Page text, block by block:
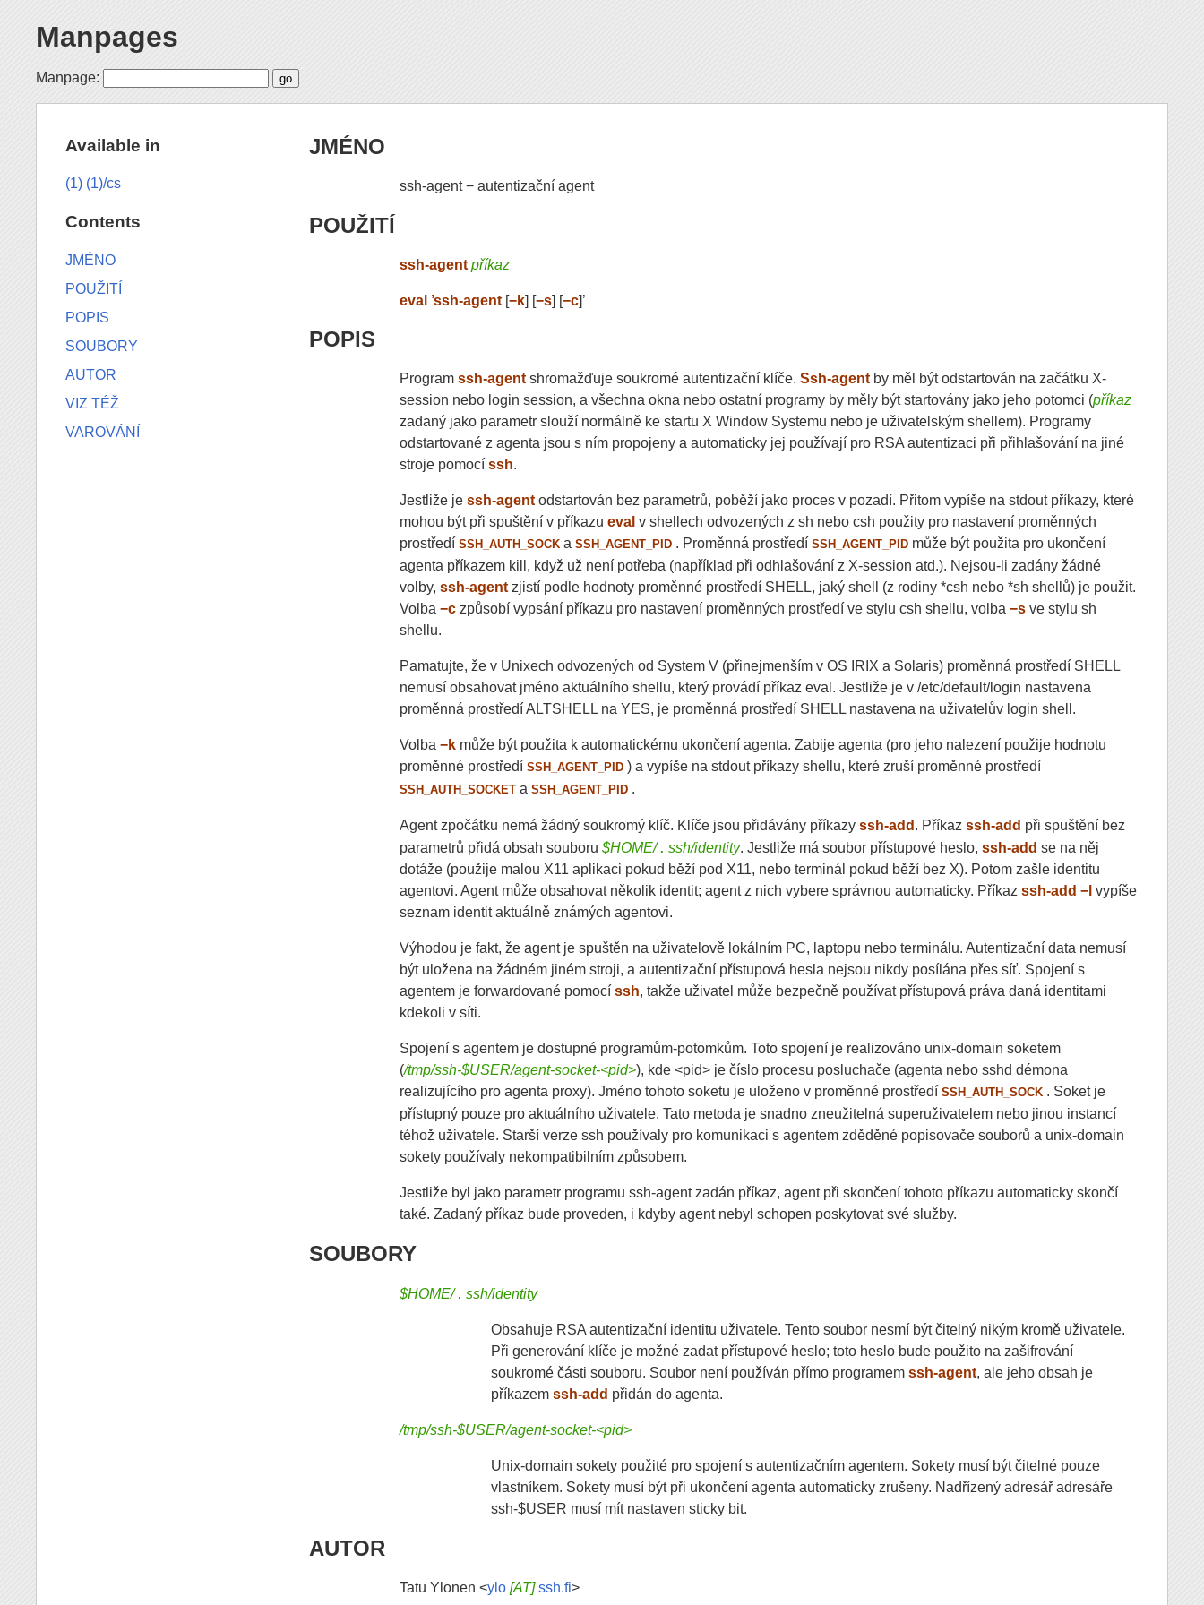
Manpages
Manpage:
JMÉNO
ssh-agent − autentizační agent
POUŽITÍ
ssh-agent příkaz
eval ’ssh-agent [−k] [−s] [−c]’
POPIS
Programssh-agent shromažďuje soukromé autentizační klíče.Ssh-agent by měl být odstartován na začátku X-
session nebo login session, a všechna okna nebo ostatní programy by měly být startovány jako jeho potomci (příkaz
zadaný jako parametr slouží normálně ke startu X Window Systemu nebo je uživatelským shellem). Programy
odstartované z agenta jsou s ním propojeny a automaticky jej používají pro RSA autentizaci při přihlašování na jiné
stroje pomocíssh.
Jestliže jessh-agent odstartován bez parametrů, poběží jako proces v pozadí. Přitom vypíše na stdout příkazy, které
mohou být při spuštění v příkazueval v shellech odvozených z sh nebo csh použity pro nastavení proměnných
prostředíSSH_AUTH_SOCK aSSH_AGENT_PID . Proměnná prostředíSSH_AGENT_PID může být použita pro ukončení
agenta příkazem kill, když už není potřeba (například při odhlašování z X-session atd.). Nejsou-li zadány žádné
volby,ssh-agent zjistí podle hodnoty proměnné prostředí SHELL, jaký shell (z rodiny *csh nebo *sh shellů) je použit.
Volba−c způsobí vypsání příkazu pro nastavení proměnných prostředí ve stylu csh shellu, volba−s ve stylu sh
shellu.
Pamatujte, že v Unixech odvozených od System V (přinejmenším v OS IRIX a Solaris) proměnná prostředí SHELL
nemusí obsahovat jméno aktuálního shellu, který provádí příkaz eval. Jestliže je v /etc/default/login nastavena
proměnná prostředí ALTSHELL na YES, je proměnná prostředí SHELL nastavena na uživatelův login shell.
Volba−k může být použita k automatickému ukončení agenta. Zabije agenta (pro jeho nalezení použije hodnotu
proměnné prostředíSSH_AGENT_PID ) a vypíše na stdout příkazy shellu, které zruší proměnné prostředí
SSH_AUTH_SOCKET aSSH_AGENT_PID .
Agent zpočátku nemá žádný soukromý klíč. Klíče jsou přidávány příkazyssh-add . Příkazssh-add při spuštění bez
parametrů přidá obsah souboru$HOME/. ssh/identity. Jestliže má soubor přístupové heslo,ssh-add se na něj
dotáže (použije malou X11 aplikaci pokud běží pod X11, nebo terminál pokud běží bez X). Potom zašle identitu
agentovi. Agent může obsahovat několik identit; agent z nich vybere správnou automaticky. Příkazssh-add −l vypíše
seznam identit aktuálně známých agentovi.
Výhodou je fakt, že agent je spuštěn na uživatelově lokálním PC, laptopu nebo terminálu. Autentizační data nemusí
být uložena na žádném jiném stroji, a autentizační přístupová hesla nejsou nikdy posílána přes síť. Spojení s
agentem je forwardované pomocíssh, takže uživatel může bezpečně používat přístupová práva daná identitami
kdekoli v síti.
Spojení s agentem je dostupné programům-potomkům. Toto spojení je realizováno unix-domain soketem
(/tmp/ssh-$USER/agent-socket-<pid>), kde <pid> je číslo procesu posluchače (agenta nebo sshd démona
realizujícího pro agenta proxy). Jméno tohoto soketu je uloženo v proměnné prostředíSSH_AUTH_SOCK . Soket je
přístupný pouze pro aktuálního uživatele. Tato metoda je snadno zneužitelná superuživatelem nebo jinou instancí
téhož uživatele. Starší verze ssh používaly pro komunikaci s agentem zděděné popisovače souborů a unix-domain
sokety používaly nekompatibilním způsobem.
Jestliže byl jako parametr programu ssh-agent zadán příkaz, agent při skončení tohoto příkazu automaticky skončí
také. Zadaný příkaz bude proveden, i kdyby agent nebyl schopen poskytovat své služby.
SOUBORY
$HOME/. ssh/identity
Obsahuje RSA autentizační identitu uživatele. Tento soubor nesmí být čitelný nikým kromě uživatele.
Při generování klíče je možné zadat přístupové heslo; toto heslo bude použito na zašifrování
soukromé části souboru. Soubor není používán přímo programemssh-agent, ale jeho obsah je
příkazemssh-add přidán do agenta.
/tmp/ssh-$USER/agent-socket-<pid>
Unix-domain sokety použité pro spojení s autentizačním agentem. Sokety musí být čitelné pouze
vlastníkem. Sokety musí být při ukončení agenta automaticky zrušeny. Nadřízený adresář adresáře
ssh-$USER musí mít nastaven sticky bit.
AUTOR
Tatu Ylonen <ylo[AT]ssh.fi>
Available in
(1) (1)/cs
Contents
JMÉNO
POUŽITÍ
POPIS
SOUBORY
AUTOR
VIZ TÉŽ
VAROVÁNÍ